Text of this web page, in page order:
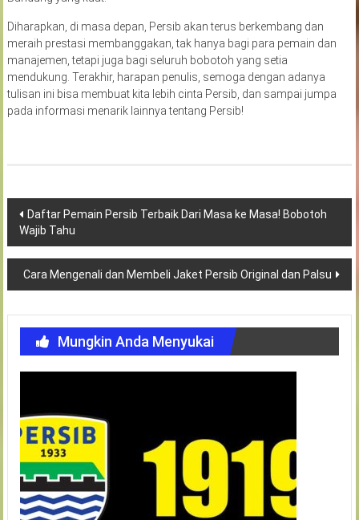
Diharapkan, di masa depan, Persib akan terus berkembang dan
meraih prestasi membanggakan, tak hanya bagi para pemain dan
manajemen, tetapi juga bagi seluruh bobotoh yang setia
mendukung. Terakhir, harapan penulis, semoga dengan adanya
tulisan ini bisa membuat kita lebih cinta Persib, dan sampai jumpa
pada informasi menarik lainnya tentang Persib!
Navigasi
pos
Daftar Pemain Persib Terbaik Dari Masa ke Masa! Bobotoh
Wajib Tahu
Cara Mengenali dan Membeli Jaket Persib Original dan Palsu
Mungkin Anda Menyukai